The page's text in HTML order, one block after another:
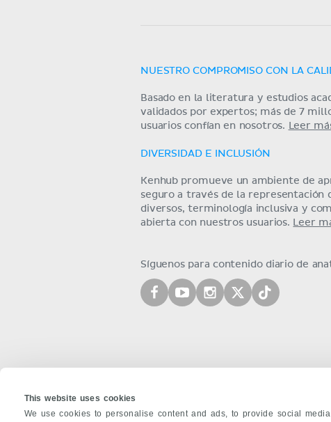
This website uses cookies
We use cookies to personalise content and ads, to provide social
NUESTRO COMPROMISO CON LA
Basado en la literatura y estudios
validados por expertos; más de 7
usuarios confían en nosotros.
Leer
DIVERSIDAD E INCLUSIÓN
Kenhub promueve un ambiente de
seguro a través de la representación
diversos, terminología inclusiva y
abierta con nuestros usuarios. Leer
Síguenos para contenido diario de